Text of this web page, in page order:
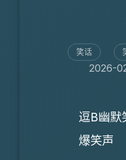
笑话
2026-
逗B幽默
爆笑声